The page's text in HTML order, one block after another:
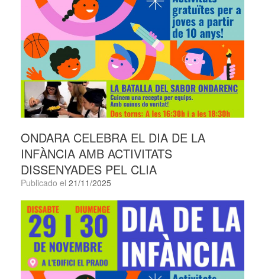
ONDARA CELEBRA EL DIA DE LA
INFÀNCIA AMB ACTIVITATS
DISSENYADES PEL CLIA
Publicado el 21/11/2025